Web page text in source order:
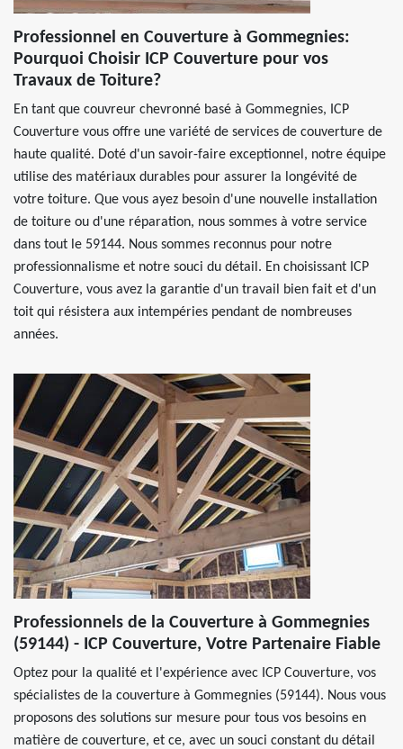
Professionnel en Couverture à Gommegnies:
Pourquoi Choisir ICP Couverture pour vos
Travaux de Toiture?
En tant que couvreur chevronné basé à Gommegnies, ICP
Couverture vous offre une variété de services de couverture de
haute qualité. Doté d'un savoir-faire exceptionnel, notre équipe
utilise des matériaux durables pour assurer la longévité de
votre toiture. Que vous ayez besoin d'une nouvelle installation
de toiture ou d'une réparation, nous sommes à votre service
dans tout le 59144. Nous sommes reconnus pour notre
professionnalisme et notre souci du détail. En choisissant ICP
Couverture, vous avez la garantie d'un travail bien fait et d'un
toit qui résistera aux intempéries pendant de nombreuses
années.
Professionnels de la Couverture à Gommegnies
(59144) - ICP Couverture, Votre Partenaire Fiable
Optez pour la qualité et l'expérience avec ICP Couverture, vos
spécialistes de la couverture à Gommegnies (59144). Nous vous
proposons des solutions sur mesure pour tous vos besoins en
matière de couverture, et ce, avec un souci constant du détail